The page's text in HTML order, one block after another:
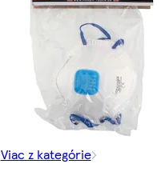
Viac z kategórie